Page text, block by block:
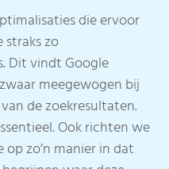
die ervoor
zo
Dit vindt Google
meegewogen bij
de zoekresultaten.
Ook richten we
op zo’n manier in dat